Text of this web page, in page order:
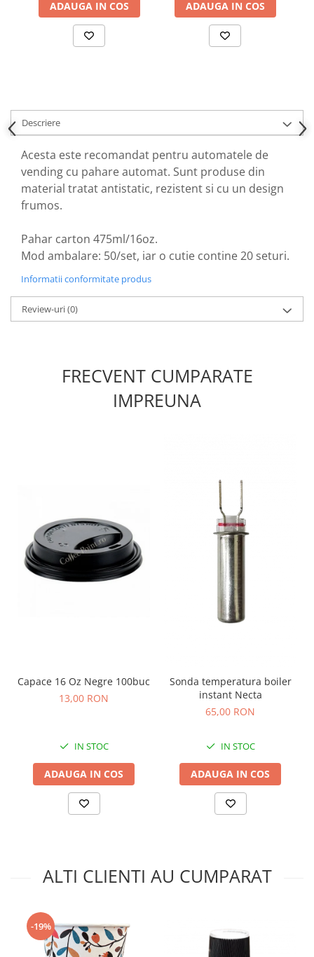
ADAUGA IN COS ADAUGA IN COS
Descriere
Acesta este recomandat pentru automatele de
vending cu pahare automat. Sunt produse din
material tratat antistatic, rezistent si cu un design
frumos.
Pahar carton 475ml/16oz.
Mod ambalare: 50/set, iar o cutie contine 20 seturi.
Informatii conformitate produs
Review-uri(0)
FRECVENT CUMPARATE
IMPREUNA
Capace 16 Oz Negre 100buc
13,00 RON
IN STOC
ADAUGA IN COS
Sonda temperatura boiler
instant Necta
65,00 RON
IN STOC
ADAUGA IN COS
ALTI CLIENTI AU CUMPARAT
-19%